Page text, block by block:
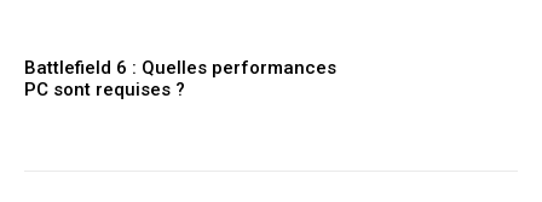
Battlefield 6 : Quelles performances
PC sont requises ?